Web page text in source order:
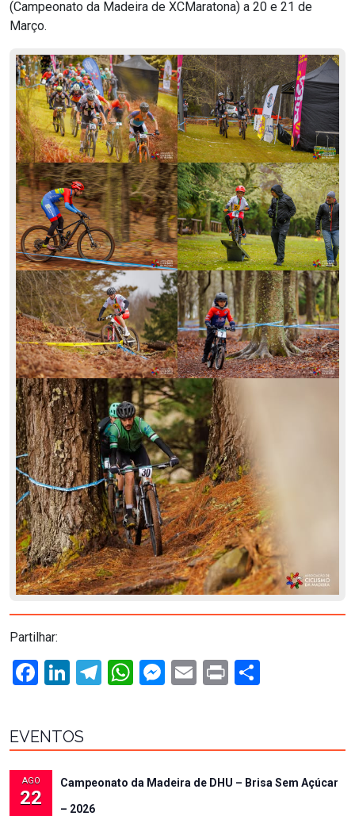
(Campeonato da Madeira de XCMaratona) a 20 e 21 de
Março.
Partilhar:
Facebook
LinkedIn
Telegram
WhatsApp
Messenger
Email
Print
EVENTOS
AGO
22
Campeonato da Madeira de DHU – Brisa Sem Açúcar
– 2026